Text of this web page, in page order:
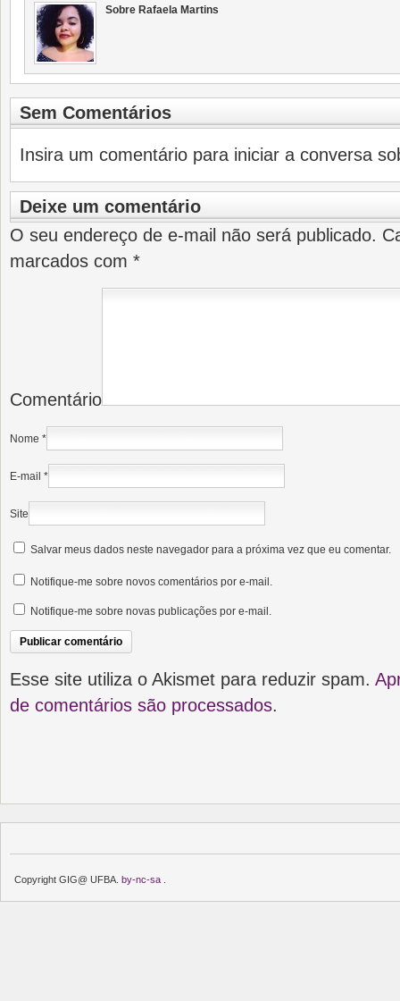
Sobre Rafaela Martins
Sem Comentários
Insira um comentário para iniciar a conversa
Deixe um comentário
O seu endereço de e-mail não será publicado.
marcados com *
Comentário
Nome *
E-mail *
Site
Salvar meus dados neste navegador para a próxima vez que eu comentar.
Notifique-me sobre novos comentários por e-mail.
Notifique-me sobre novas publicações por e-mail.
Esse site utiliza o Akismet para reduzir spam.
de comentários são processados.
Copyright GIG@ UFBA. by-nc-sa